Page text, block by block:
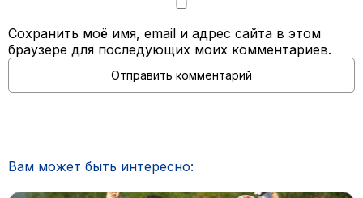
Сохранить моё имя, email и адрес сайта в этом
браузере для последующих моих комментариев.
Вам может быть интересно: